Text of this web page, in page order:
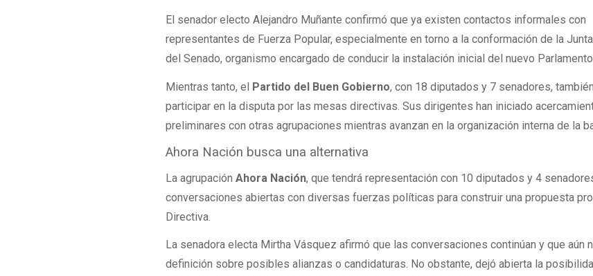
El senador electo Alejandro Muñante confirmó que ya existen contactos informales con
representantes de Fuerza Popular, especialmente en torno a la conformación de la
del Senado, organismo encargado de conducir la instalación inicial del nuevo
Mientras tanto, el Partido del Buen Gobierno, con 18 diputados y 7 senadores,
participar en la disputa por las mesas directivas. Sus dirigentes han iniciado
preliminares con otras agrupaciones mientras avanzan en la organización interna de la
Ahora Nación busca una alternativa
La agrupaciónAhora Nación, que tendrá representación con 10 diputados y 4
conversaciones abiertas con diversas fuerzas políticas para construir una propuesta
Directiva.
La senadora electa Mirtha Vásquez afirmó que las conversaciones continúan y que aún
definición sobre posibles alianzas o candidaturas. No obstante, dejó abierta la